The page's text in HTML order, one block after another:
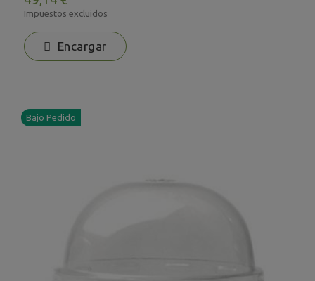
Impuestos excluidos
Encargar
Bajo Pedido